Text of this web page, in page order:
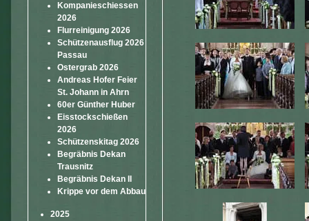
Kompanieschiessen
2026
Flurreinigung 2026
Schützenausflug 2026
Passau
Ostergrab 2026
Andreas Hofer Feier
St. Johann in Ahrn
60er Günther Huber
Eisstockschießen
2026
Schützenskitag 2026
Begräbnis Dekan
Trausnitz
Begräbnis Dekan II
Krippe vor dem Abbau
2025